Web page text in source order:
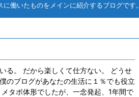
働いたものをメインに紹介するブログです。
る。 だから楽しくて仕方ない。 どうせ
のブログがあなたの生活に１％でも役立
タボ体形でしたが、一念発起、1年間で